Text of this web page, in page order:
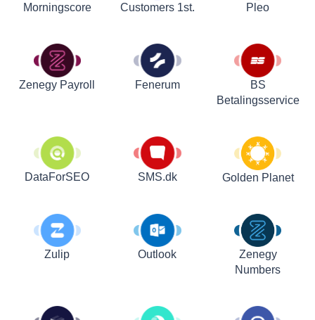
Morningscore Customers 1st. Pleo
Zenegy Payroll Fenerum
BS
Betalingsservice
DataForSEO SMS.dk Golden Planet
Zulip Outlook
Zenegy
Numbers